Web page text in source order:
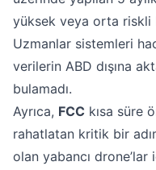
yüksek veya orta riskli
Uzmanlar sistemleri
verilerin ABD dışına
bulamadı.
Ayrıca, FCC kısa süre
rahatlatan kritik bir
olan yabancı drone’lar